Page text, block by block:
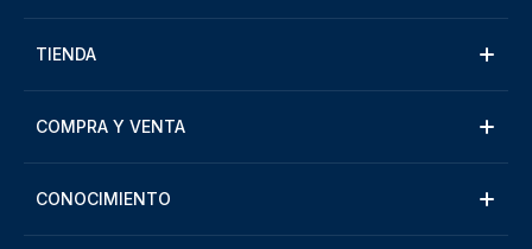
TIENDA
COMPRA Y VENTA
CONOCIMIENTO